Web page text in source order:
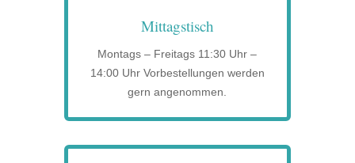
Mittagstisch
Montags – Freitags 11:30 Uhr –
14:00 Uhr Vorbestellungen werden
gern angenommen.